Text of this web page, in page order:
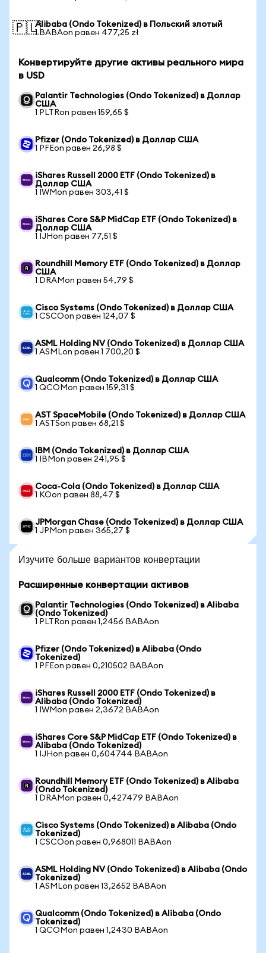
🇵🇱Alibaba (Ondo Tokenized) в Польский злотый
1 BABAon равен 477,25 zł
Конвертируйте другие активы реального мира
в USD
Palantir Technologies (Ondo Tokenized) в Доллар
США
1 PLTRon равен 159,65 $
Pfizer (Ondo Tokenized) в Доллар США
1 PFEon равен 26,98 $
iShares Russell 2000 ETF (Ondo Tokenized) в
Доллар США
1 IWMon равен 303,41 $
iShares Core S&P MidCap ETF (Ondo Tokenized) в
Доллар США
1 IJHon равен 77,51 $
Roundhill Memory ETF (Ondo Tokenized) в Доллар
США
1 DRAMon равен 54,79 $
Cisco Systems (Ondo Tokenized) в Доллар США
1 CSCOon равен 124,07 $
ASML Holding NV (Ondo Tokenized) в Доллар США
1 ASMLon равен 1 700,20 $
Qualcomm (Ondo Tokenized) в Доллар США
1 QCOMon равен 159,31 $
AST SpaceMobile (Ondo Tokenized) в Доллар США
1 ASTSon равен 68,21 $
IBM (Ondo Tokenized) в Доллар США
1 IBMon равен 241,95 $
Coca-Cola (Ondo Tokenized) в Доллар США
1 KOon равен 88,47 $
JPMorgan Chase (Ondo Tokenized) в Доллар США
1 JPMon равен 365,27 $
Изучите больше вариантов конвертации
Расширенные конвертации активов
Palantir Technologies (Ondo Tokenized) в Alibaba
(Ondo Tokenized)
1 PLTRon равен 1,2456 BABAon
Pfizer (Ondo Tokenized) в Alibaba (Ondo
Tokenized)
1 PFEon равен 0,210502 BABAon
iShares Russell 2000 ETF (Ondo Tokenized) в
Alibaba (Ondo Tokenized)
1 IWMon равен 2,3672 BABAon
iShares Core S&P MidCap ETF (Ondo Tokenized) в
Alibaba (Ondo Tokenized)
1 IJHon равен 0,604744 BABAon
Roundhill Memory ETF (Ondo Tokenized) в Alibaba
(Ondo Tokenized)
1 DRAMon равен 0,427479 BABAon
Cisco Systems (Ondo Tokenized) в Alibaba (Ondo
Tokenized)
1 CSCOon равен 0,968011 BABAon
ASML Holding NV (Ondo Tokenized) в Alibaba (Ondo
Tokenized)
1 ASMLon равен 13,2652 BABAon
Qualcomm (Ondo Tokenized) в Alibaba (Ondo
Tokenized)
1 QCOMon равен 1,2430 BABAon